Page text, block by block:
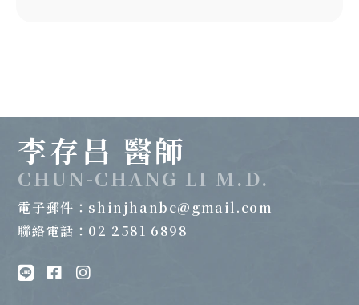
李存昌 醫師
CHUN-CHANG LI M.D.
電子郵件： shinjhanbc@gmail.com
聯絡電話：02 2581 6898